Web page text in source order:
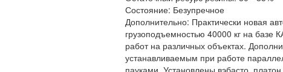
Состояние: Безупречное
Дополнительно: Практически новая
грузоподъемностью 40000 кг на базе
работ на различных объектах.
устанавливаемым при работе
пауками. Установлены вэбасто,